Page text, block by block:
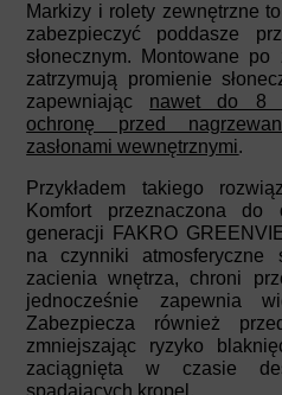
Markizy i rolety zewnętrzne
zabezpieczyć poddasze
słonecznym. Montowane
zatrzymują promienie
zapewniając nawet do 8
ochronę przed
zasłonami wewnętrznymi.
Przykładem takiego
Komfort przeznaczona do
generacji FAKRO
na czynniki atmosferyczne
zacienia wnętrza, chroni
jednocześnie zapewnia
Zabezpiecza również
zmniejszając ryzyko
zaciągnięta w czasie